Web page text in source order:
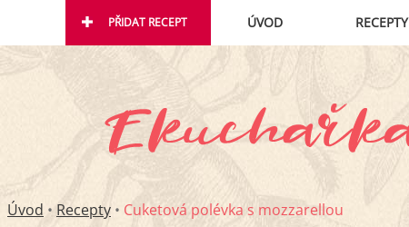
PŘIDAT RECEPT ÚVOD RECEPTY
Úvod • Recepty • Cuketová polévka s mozzarellou